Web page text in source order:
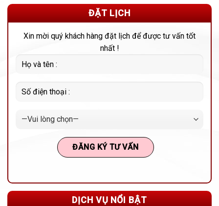
ĐẶT LỊCH
Xin mời quý khách hàng đặt lịch để được tư vấn tốt
nhất !
DỊCH VỤ NỔI BẬT